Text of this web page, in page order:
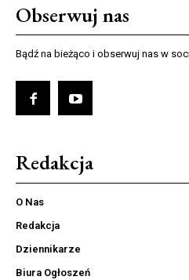
Obserwuj nas
Bądź na bieżąco i obserwuj nas w
Redakcja
O Nas
Redakcja
Dziennikarze
Biura Ogłoszeń